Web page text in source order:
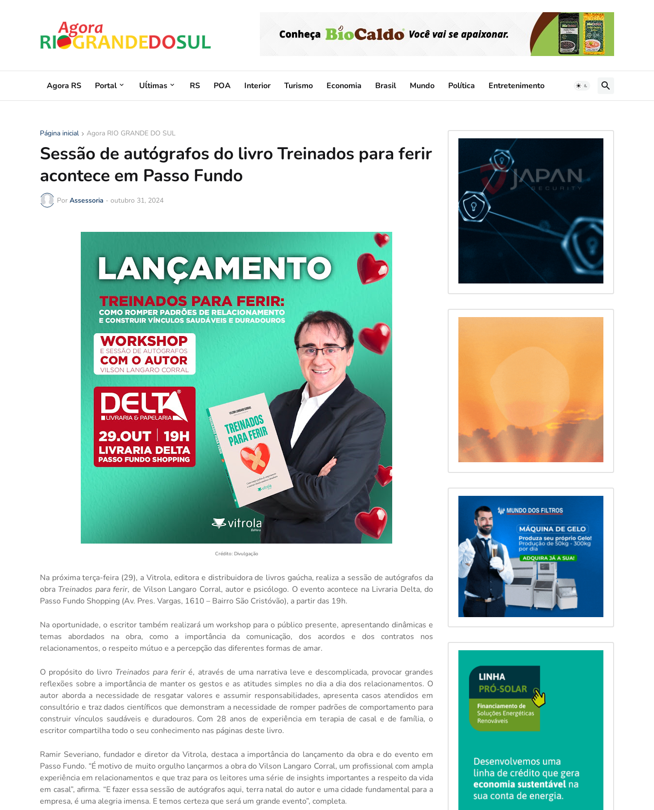
Agora RS Portal Uĺtimas RS POA Interior Turismo Economia Brasil Mundo Política Entretenimento
Página inicial Agora RIO GRANDE DO SUL
Sessão de autógrafos do livro Treinados para ferir
acontece em Passo Fundo
Por Assessoria - outubro 31, 2024
Crédito: Divulgação
Na próxima terça-feira (29), a Vitrola, editora e distribuidora de livros gaúcha, realiza a sessão de autógrafos da
obra Treinados para ferir, de Vilson Langaro Corral, autor e psicólogo. O evento acontece na Livraria Delta, do
Passo Fundo Shopping (Av. Pres. Vargas, 1610 – Bairro São Cristóvão), a partir das 19h.
Na oportunidade, o escritor também realizará um workshop para o público presente, apresentando dinâmicas e
temas abordados na obra, como a importância da comunicação, dos acordos e dos contratos nos
relacionamentos, o respeito mútuo e a percepção das diferentes formas de amar.
O propósito do livro Treinados para ferir é, através de uma narrativa leve e descomplicada, provocar grandes
reflexões sobre a importância de manter os gestos e as atitudes simples no dia a dia dos relacionamentos. O
autor aborda a necessidade de resgatar valores e assumir responsabilidades, apresenta casos atendidos em
consultório e traz dados científicos que demonstram a necessidade de romper padrões de comportamento para
construir vínculos saudáveis e duradouros. Com 28 anos de experiência em terapia de casal e de família, o
escritor compartilha todo o seu conhecimento nas páginas deste livro.
Ramir Severiano, fundador e diretor da Vitrola, destaca a importância do lançamento da obra e do evento em
Passo Fundo. “É motivo de muito orgulho lançarmos a obra do Vilson Langaro Corral, um profissional com ampla
experiência em relacionamentos e que traz para os leitores uma série de insights importantes a respeito da vida
em casal”, afirma. “E fazer essa sessão de autógrafos aqui, terra natal do autor e uma cidade fundamental para a
empresa, é uma alegria imensa. E temos certeza que será um grande evento”, completa.